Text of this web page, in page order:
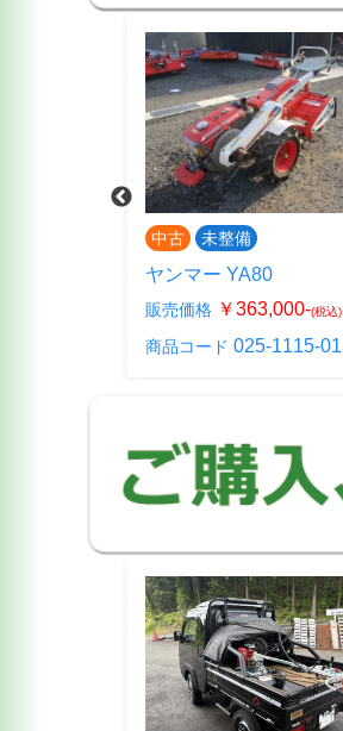
中古 未整備
ヤンマー YA80
販売価格 ￥363,000-(税込)
商品コード 025-1115-01